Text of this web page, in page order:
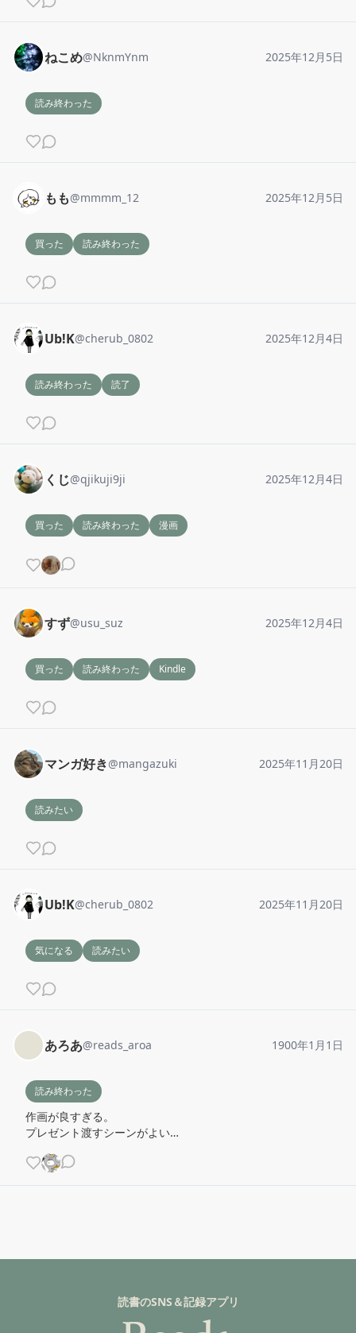
ねこめ@NknmYnm 2025年12月5日
読み終わった
もも@mmmm_12 2025年12月5日
買った 読み終わった
Ub!K@cherub_0802 2025年12月4日
読み終わった 読了
くじ@qjikuji9ji 2025年12月4日
買った 読み終わった 漫画
すず@usu_suz 2025年12月4日
買った 読み終わった Kindle
マンガ好き@mangazuki 2025年11月20日
読みたい
Ub!K@cherub_0802 2025年11月20日
気になる 読みたい
あろあ@reads_aroa 1900年1月1日
読み終わった
作画が良すぎる。
プレゼント渡すシーンがよい…
読書のSNS＆記録アプリ